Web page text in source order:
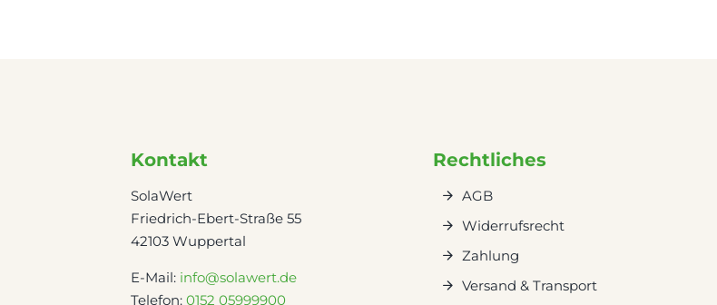
Kontakt
SolaWert
Friedrich-Ebert-Straße 55
42103 Wuppertal
E-Mail: info@solawert.de
Telefon: 0152 05999900
Rechtliches
AGB
Widerrufsrecht
Zahlung
Versand & Transport